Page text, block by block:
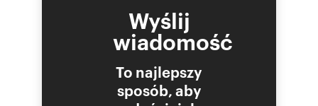
zjazd dla kilku nieruchomości, na parking dla
najemców oraz klientów zorganizowany na
utwardzonej z kostki brukowej,
Wyślij
wiadomość
To najlepszy
sposób, aby